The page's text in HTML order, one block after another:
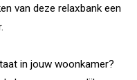
van deze relaxbank een
in jouw woonkamer?